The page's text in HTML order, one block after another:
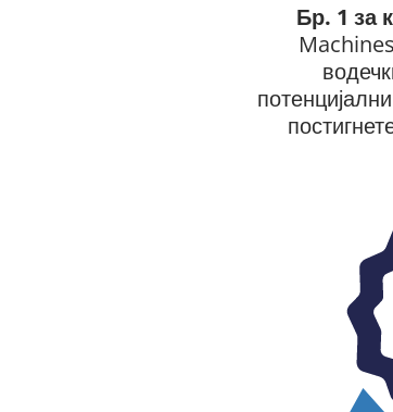
Бр. 1 за